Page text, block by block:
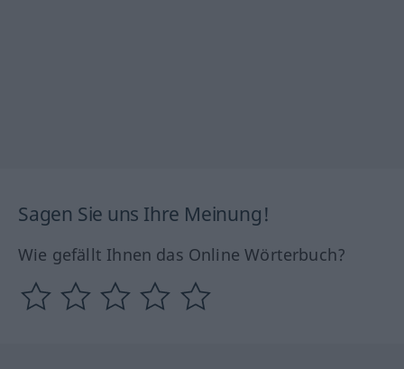
Sagen Sie uns Ihre Meinung!
Wie gefällt Ihnen das Online Wörterbuch?